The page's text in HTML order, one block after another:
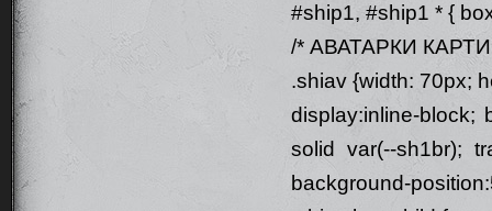
#ship1, #ship1 * {
/* АВАТАРКИ
.shiav {width: 70px;
display:inline-block;
solid var(--sh1br);
background-